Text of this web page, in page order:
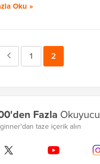
Oku »
ÖncekiSayfa
1 Sayfa
2
Fazla Okuyucu
taze içerik alın